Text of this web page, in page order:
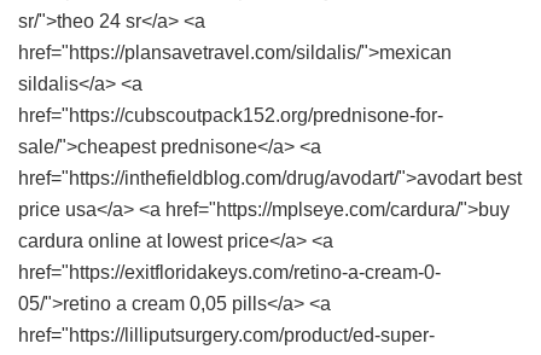
sr/">theo 24 sr</a> <a
href="https://plansavetravel.com/sildalis/">mexican
sildalis</a> <a
href="https://cubscoutpack152.org/prednisone-for-
sale/">cheapest prednisone</a> <a
href="https://inthefieldblog.com/drug/avodart/">avodart best
price usa</a> <a href="https://mplseye.com/cardura/">buy
cardura online at lowest price</a> <a
href="https://exitfloridakeys.com/retino-a-cream-0-
05/">retino a cream 0,05 pills</a> <a
href="https://lilliputsurgery.com/product/ed-super-